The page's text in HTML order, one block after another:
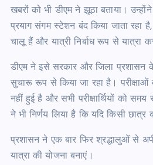
खबरों को भी डीएम ने झूठा बताया।
प्रयाग संगम स्टेशन बंद किया जाता
चालू हैं और यात्री निर्बाध रूप से यात्रा
डीएम ने इसे सरकार और जिला प्रशासन के
सुचारू रूप से किया जा रहा है। परीक्षाओं
नहीं हुई है और सभी परीक्षार्थियों को
ने भी निर्णय लिया है कि यदि किसी
प्रशासन ने एक बार फिर श्रद्धालुओं से
यात्रा की योजना बनाएं।